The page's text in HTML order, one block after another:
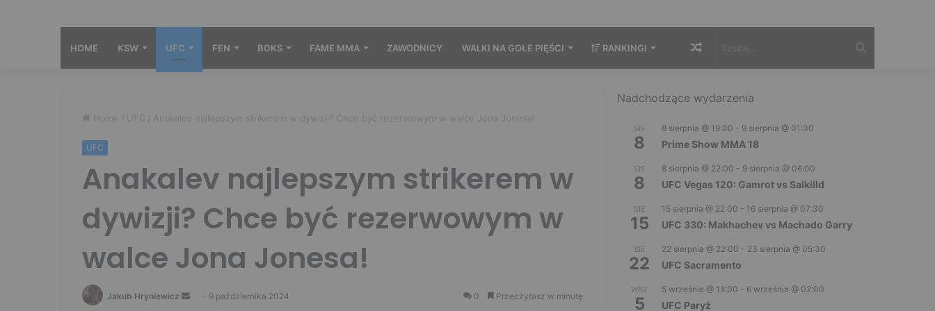
HOME KSW UFC FEN BOKS FAME MMA ZAWODNICY WALKI NA GOŁE PIĘŚCI RANKINGI Losowy
Home / UFC / Anakalev najlepszym strikerem w dywizji? Chce być rezerwowym w walce Jona Jonesa!
UFC
Anakalev najlepszym strikerem w
dywizji? Chce być rezerwowym w
walce Jona Jonesa!
Jakub Hryniewicz
Send 9 października 2024 0 Przeczytasz w minutę
Nadchodzące wydarzenia
SIE
8
8 sierpnia @ 19:00 - 9 sierpnia @ 01:30
Prime Show MMA 18
SIE
8
8 sierpnia @ 22:00 - 9 sierpnia @ 06:00
UFC Vegas 120: Gamrot vs Salkilld
SIE
15
15 sierpnia @ 22:00 - 16 sierpnia @ 07:30
UFC 330: Makhachev vs Machado Garry
SIE
22
22 sierpnia @ 22:00 - 23 sierpnia @ 05:30
UFC Sacramento
WRZ
5
5 września @ 18:00 - 6 września @ 02:00
UFC Paryż